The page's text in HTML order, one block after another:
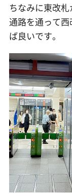
ちなみに東改
通路を通って
ば良いです。